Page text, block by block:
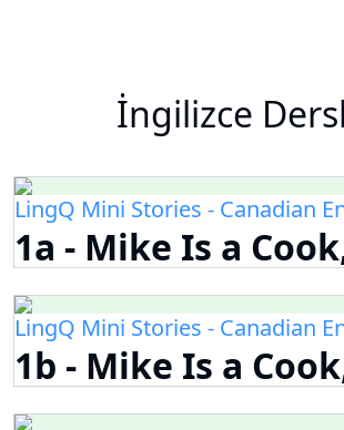
İngilizce
LingQ Mini Stories - Canadian
1a - Mike Is a
LingQ Mini Stories - Canadian
1b - Mike Is a